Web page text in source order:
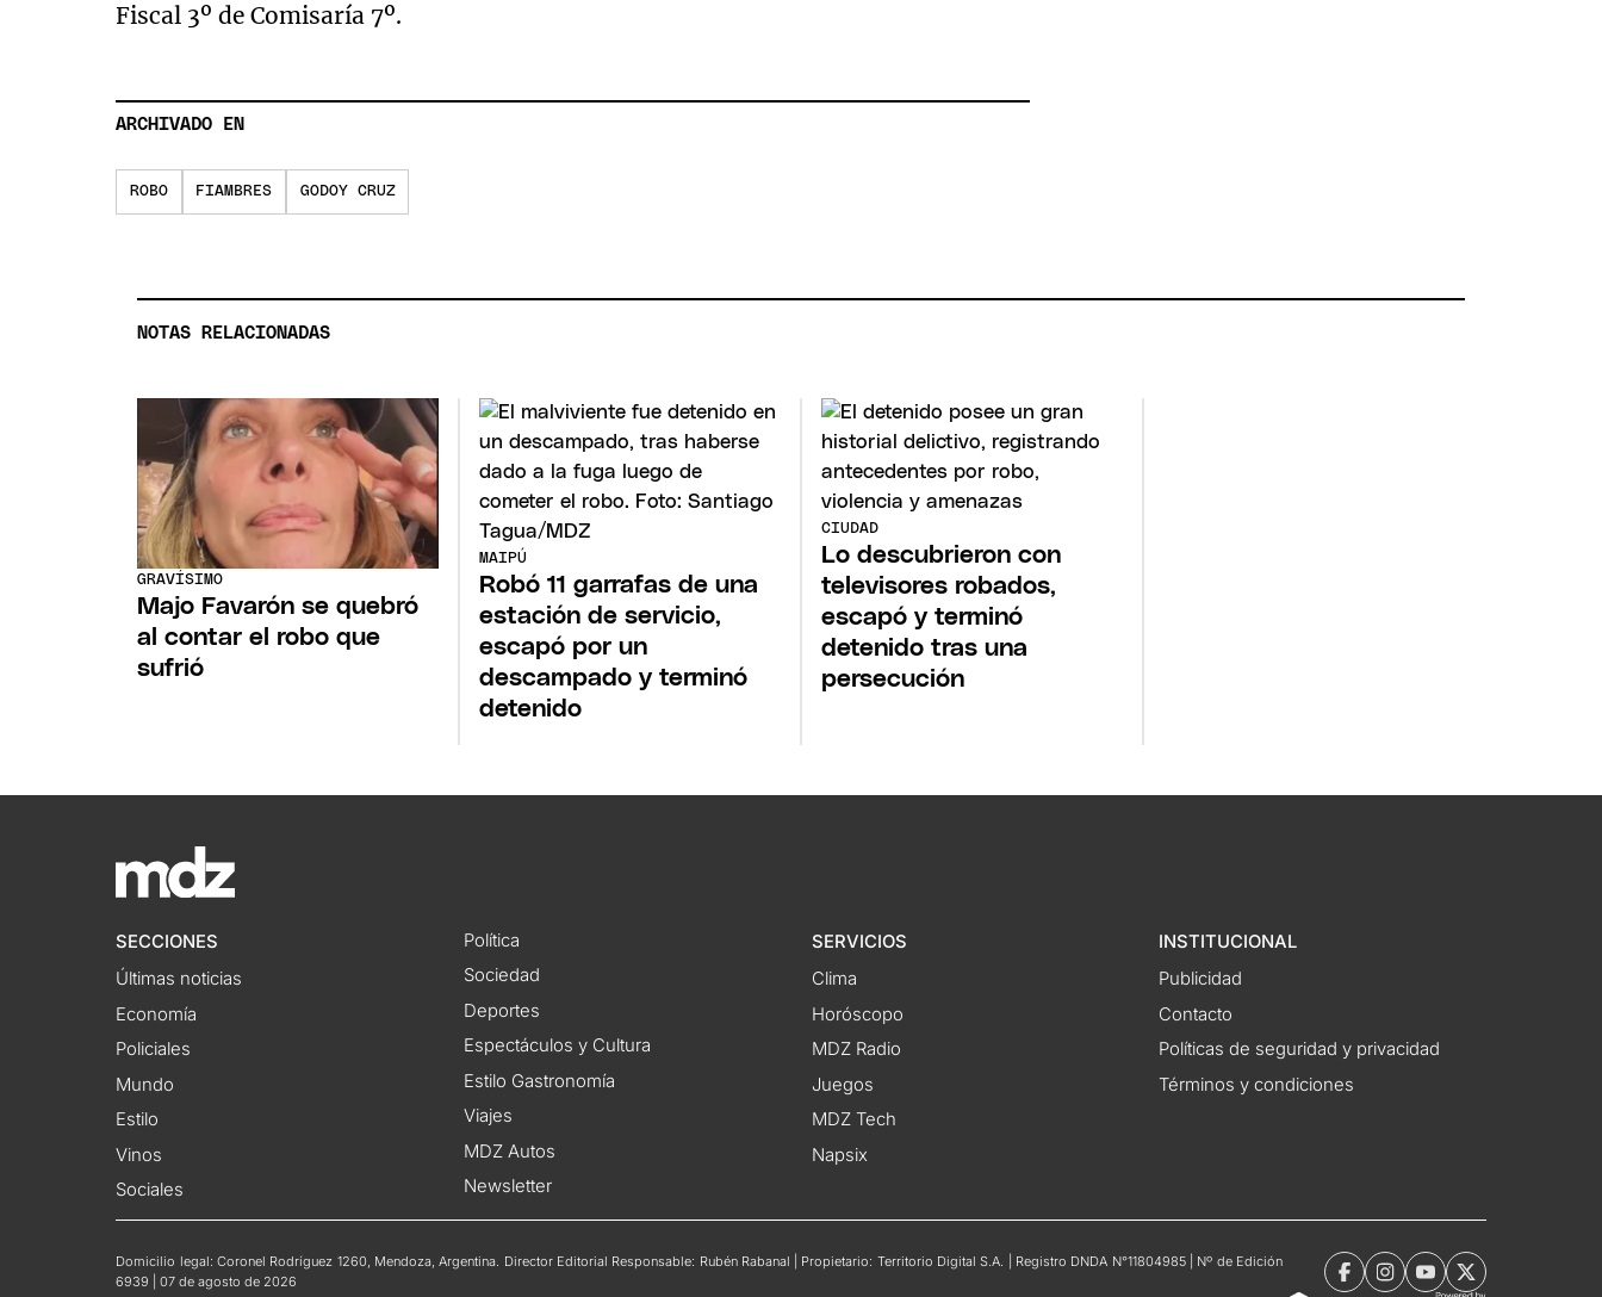
Fiscal 3º de Comisaría 7º.
ARCHIVADO EN
ROBO FIAMBRES GODOY CRUZ
NOTAS RELACIONADAS
GRAVÍSIMO
Majo Favarón se quebró
al contar el robo que
sufrió
MAIPÚ
Robó 11 garrafas de una
estación de servicio,
escapó por un
descampado y terminó
detenido
CIUDAD
Lo descubrieron con
televisores robados,
escapó y terminó
detenido tras una
persecución
SECCIONES
Últimas noticias
Economía
Policiales
Mundo
Estilo
Vinos
Sociales
Política
Sociedad
Deportes
Espectáculos y Cultura
Estilo Gastronomía
Viajes
MDZ Autos
Newsletter
SERVICIOS
Clima
Horóscopo
MDZ Radio
Juegos
MDZ Tech
Napsix
INSTITUCIONAL
Publicidad
Contacto
Políticas de seguridad y privacidad
Términos y condiciones
Domicilio legal: Coronel Rodríguez 1260, Mendoza, Argentina. Director Editorial Responsable: Rubén Rabanal | Propietario: Territorio Digital S.A. | Registro DNDA N°11804985 | Nº de Edición
6939 | 07 de agosto de 2026